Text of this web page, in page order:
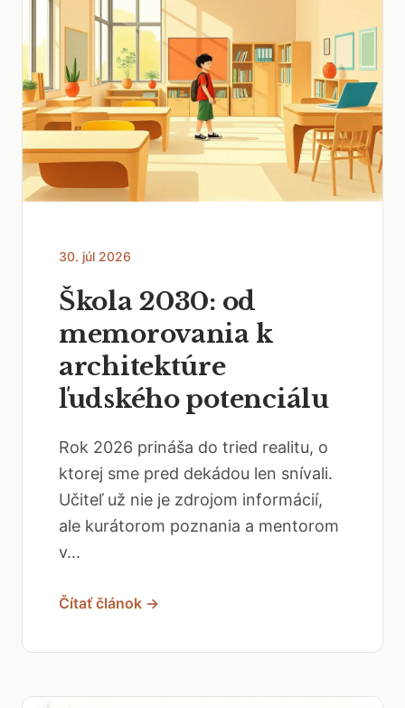
30. júl 2026
Škola 2030: od
memorovania k
architektúre
ľudského potenciálu
Rok 2026 prináša do tried realitu, o
ktorej sme pred dekádou len snívali.
Učiteľ už nie je zdrojom informácií,
ale kurátorom poznania a mentorom
v...
Čítať článok →